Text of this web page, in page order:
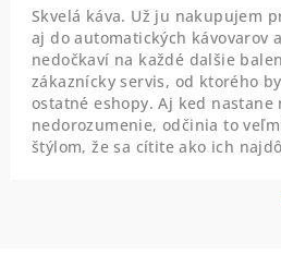
Skvelá káva. Už ju nakupujem
aj do automatických kávovarov
nedočkaví na každé dalšie
zákaznícky servis, od ktorého
ostatné eshopy. Aj ked nastane
nedorozumenie, odčinia to
štýlom, že sa cítite ako ich